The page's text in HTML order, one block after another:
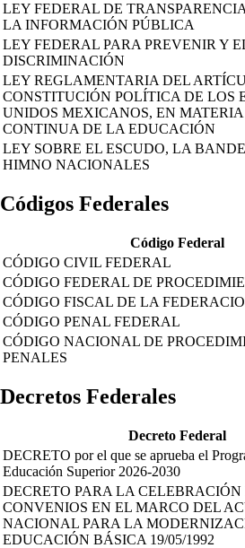
LEY FEDERAL DE
LA INFORMACIÓN PÚBLICA
LEY FEDERAL PARA PREVENIR Y
DISCRIMINACIÓN
LEY REGLAMENTARIA DEL
CONSTITUCIÓN POLÍTICA DE LOS
UNIDOS MEXICANOS, EN MATERIA
CONTINUA DE LA EDUCACIÓN
LEY SOBRE EL ESCUDO, LA
HIMNO NACIONALES
Códigos Federales
Código Federal
CÓDIGO CIVIL FEDERAL
CÓDIGO FEDERAL DE
CÓDIGO FISCAL DE LA
CÓDIGO PENAL FEDERAL
CÓDIGO NACIONAL DE
PENALES
Decretos Federales
Decreto Federal
DECRETO por el que se aprueba el
Educación Superior 2026-2030
DECRETO PARA LA CELEBRACIÓN
CONVENIOS EN EL MARCO DEL
NACIONAL PARA LA
EDUCACIÓN BÁSICA 19/05/1992